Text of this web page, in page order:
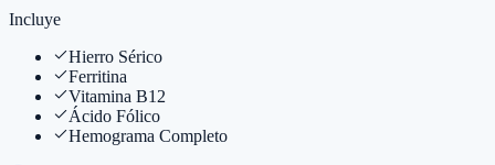
Incluye
Hierro Sérico
Ferritina
Vitamina B12
Ácido Fólico
Hemograma Completo